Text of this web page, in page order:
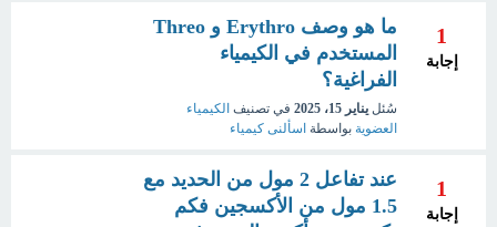
1
إجابة
ما هو وصف Erythro و Threo
المستخدم في الكيمياء
الفراغية؟
سُئل يناير 15، 2025 في تصنيف الكيمياء
العضوية بواسطة اسألنى كيمياء
1
إجابة
عند تفاعل 2 مول من الحديد مع
1.5 مول من الأكسجين فكم